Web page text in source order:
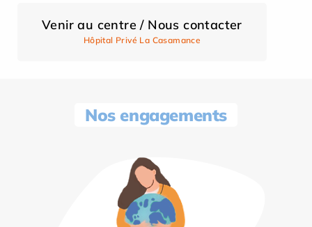
Venir au centre / Nous contacter
Hôpital Privé La Casamance
Nos engagements